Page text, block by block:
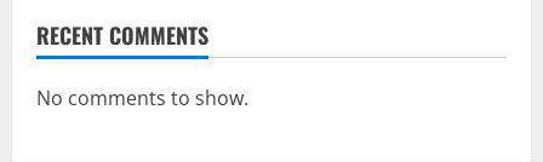
RECENT COMMENTS
No comments to show.